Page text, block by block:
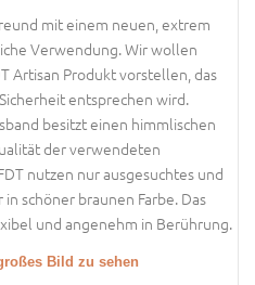
mit einem neuen, extrem
Verwendung. Wir wollen
Artisan Produkt vorstellen, das
entsprechen wird.
besitzt einen himmlischen
der verwendeten
nutzen nur ausgesuchtes und
schöner braunen Farbe. Das
und angenehm in Berührung.
Bild zu sehen